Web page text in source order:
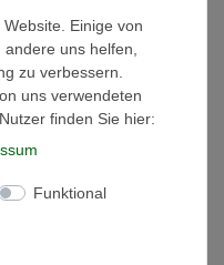
Warenkorb
Versandkosten
Minidose Liebesgrüße
Einige von
uns helfen,
zu verbessern.
uns verwendeten
finden Sie hier:
Funktional